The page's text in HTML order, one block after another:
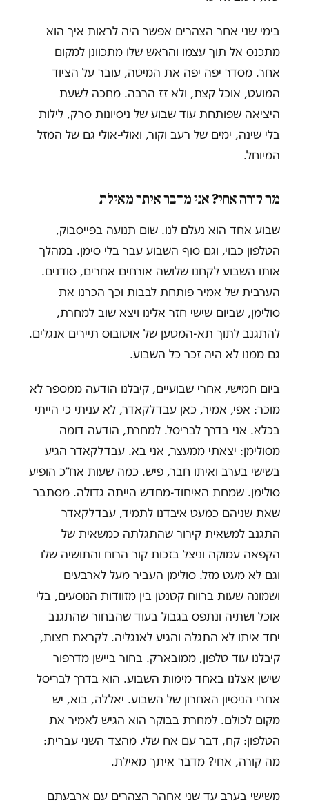
בימי שני אחר הצהרים אפשר היה לראות איך הוא
מתכנס אל תוך עצמו והראש שלו מתכוונן למקום
אחר. מסדר יפה יפה את המיטה, עובר על הציוד
המועט, אוכל קצת, ולא זז הרבה. מחכה לשעת
היציאה שפותחת עוד שבוע של ניסיונות סרק, לילות
בלי שינה, ימים של רעב וקור, ואולי-אולי גם של המזל
המיוחל.
מה קורה אחי? אני מדבר איתך מאילת
שבוע אחד הוא נעלם לנו. שום תנועה בפייסבוק,
הטלפון כבוי, וגם סוף השבוע עבר בלי סימן. במהלך
אותו השבוע לקחנו שלושה אורחים אחרים, סודנים.
הערבית של אמיר פותחת לבבות וכך הכרנו את
סולימן, שביום שישי חזר אלינו ויצא שוב למחרת,
להתגנב לתוך תא-המטען של אוטובוס תיירים אנגלים.
גם ממנו לא היה זכר כל השבוע.
ביום חמישי, אחרי שבועיים, קיבלנו הודעה ממספר לא
מוכר: אפי, אמיר, כאן עבדלקאדר, לא עניתי כי הייתי
בכלא. אני בדרך לבריסל. למחרת, הודעה דומה
מסולימן: יצאתי ממעצר, אני בא. עבדלקאדר הגיע
בשישי בערב ואיתו חבר, פיש. כמה שעות אח״כ הופיע
סולימן. שמחת האיחוד-מחדש הייתה גדולה. מסתבר
שאת שניהם כמעט איבדנו לתמיד, עבדלקאדר
התגנב למשאית קירור שהתגלתה כמשאית של
הקפאה עמוקה וניצל בזכות קור הרוח והתושיה שלו
וגם לא מעט מזל. סולימן העביר מעל לארבעים
ושמונה שעות ברווח קטנטן בין מזוודות הנוסעים, בלי
אוכל ושתיה ונתפס בגבול בעוד שהבחור שהתגנב
יחד איתו לא התגלה והגיע לאנגליה. לקראת חצות,
קיבלנו עוד טלפון, ממובארק. בחור ביישן מדרפור
שישן אצלנו באחד מימות השבוע. הוא בדרך לבריסל
אחרי הניסיון האחרון של השבוע. יאללה, בוא, יש
מקום לכולם. למחרת בבוקר הוא הגיש לאמיר את
הטלפון: קח, דבר עם אח שלי. מהצד השני עברית:
מה קורה, אחי? מדבר איתך מאילת.
משישי בערב עד שני אחהר הצהרים עם ארבעתם